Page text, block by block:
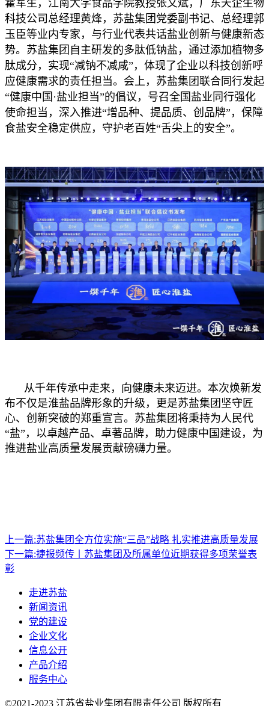
霍军生，江南大学食品学院教授张文斌，广东天企生物
科技公司总经理黄烽，苏盐集团党委副书记、总经理郭
玉臣等业内专家，与行业代表共话盐业创新与健康新态
势。苏盐集团自主研发的多肽低钠盐，通过添加植物多
肽成分，实现“减钠不减咸”，体现了企业以科技创新呼
应健康需求的责任担当。会上，苏盐集团联合同行发起
“健康中国·盐业担当”的倡议，号召全国盐业同行强化
使命担当，深入推进“增品种、提品质、创品牌”，保障
食盐安全稳定供应，守护老百姓“舌尖上的安全”。
从千年传承中走来，向健康未来迈进。本次焕新发
布不仅是淮盐品牌形象的升级，更是苏盐集团坚守匠
心、创新突破的郑重宣言。苏盐集团将秉持为人民代
“盐”，以卓越产品、卓著品牌，助力健康中国建设，为
推进盐业高质量发展贡献磅礴力量。
上一篇:苏盐集团全方位实施“三品”战略 扎实推进高质量发展
下一篇:捷报频传丨苏盐集团及所属单位近期获得多项荣誉表
彰
走进苏盐
新闻资讯
党的建设
企业文化
信息公开
产品介绍
服务中心
©2021-2023 江苏省盐业集团有限责任公司 版权所有